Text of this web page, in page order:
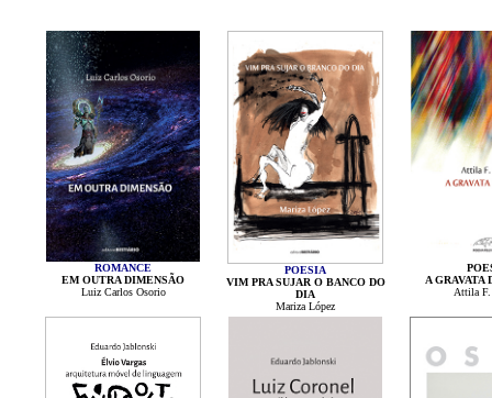
ROMANCE
EM OUTRA DIMENSÃO
Luiz Carlos Osorio
POESIA
VIM PRA SUJAR O BANCO DO
DIA
Mariza López
A
Attila F.